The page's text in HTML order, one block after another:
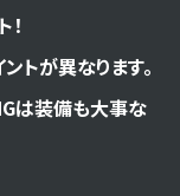
トが異なります。
は装備も大事な